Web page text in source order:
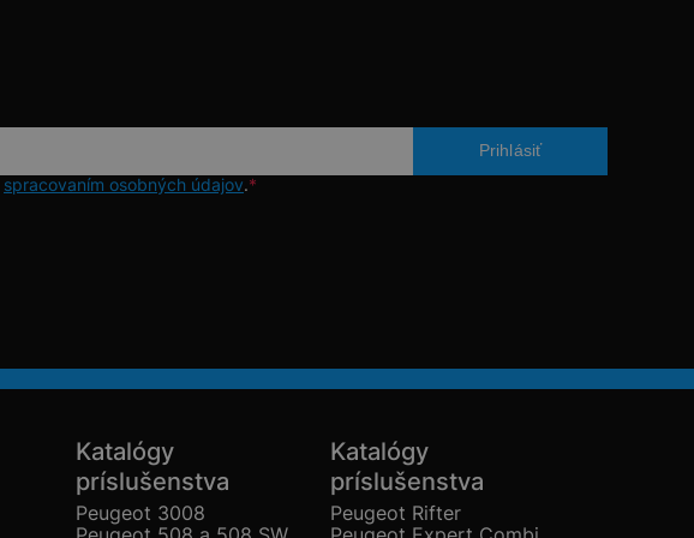
spracovaním osobných údajov.*
Katalógy
príslušenstva
Peugeot 3008
Katalógy
príslušenstva
Peugeot Rifter